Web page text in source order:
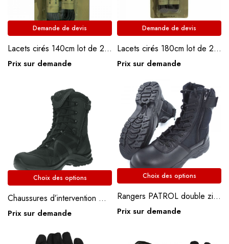
Demande de devis
Lacets cirés 140cm lot de 2 paires
Prix sur demande
Demande de devis
Lacets cirés 180cm lot de 2 paires
Prix sur demande
Choix des options
Chaussures d’intervention Gendarmerie Black Eagles Athletic 2.0
Prix sur demande
Choix des options
Rangers PATROL double zip YKK
Prix sur demande